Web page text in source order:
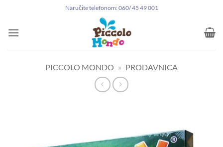
sadržaj
Naručite telefonom: 060/ 45 49 001
PICCOLO MONDO » PRODAVNICA